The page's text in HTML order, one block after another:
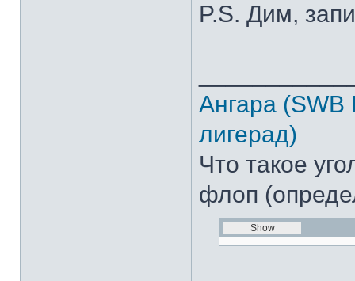
P.S. Дим,
Ангара (SWB
лигерад)
Что такое
флоп